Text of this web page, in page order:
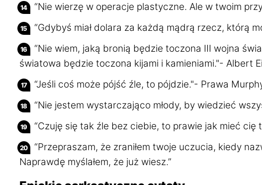
“Nie wierzę w operacje plastyczne. Ale w twoim
“Gdybyś miał dolara za każdą mądrą rzecz, którą
“Nie wiem, jaką bronią będzie toczona III wojna
światowa będzie toczona kijami i kamieniami."- Albert
“Jeśli coś może pójść źle, to pójdzie."- Prawa
“Nie jestem wystarczająco młody, by wiedzieć
“Czuję się tak źle bez ciebie, to prawie jak mieć cię
“Przepraszam, że zraniłem twoje uczucia, kiedy
Naprawdę myślałem, że już wiesz.”